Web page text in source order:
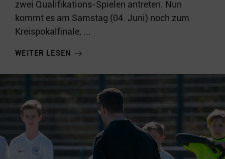
zwei Qualifikations-Spielen antreten. Nun
kommt es am Samstag (04. Juni) noch zum
Kreispokalfinale, ...
WEITER LESEN